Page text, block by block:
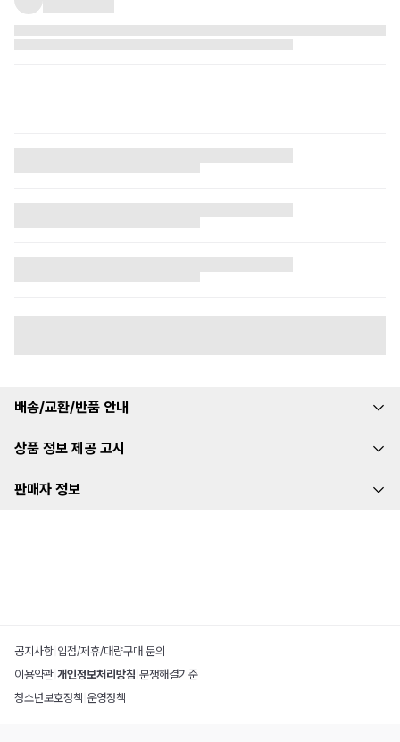
배송/교환/반품 안내
상품 정보 제공 고시
판매자 정보
공지사항 입점/제휴/대량구매 문의
이용약관 개인정보처리방침 분쟁해결기준
청소년보호정책 운영정책